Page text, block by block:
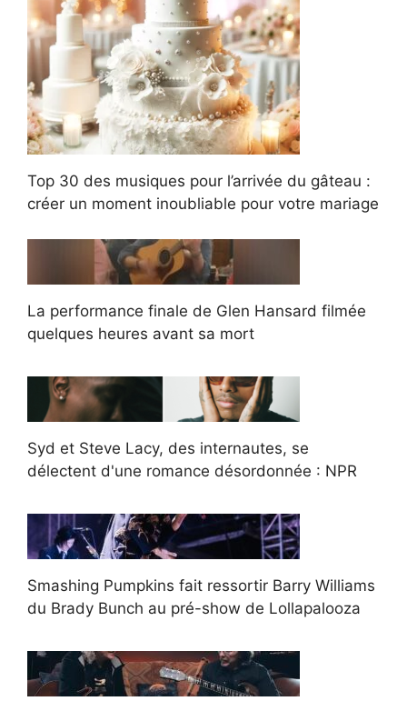
Top 30 des musiques pour l’arrivée du gâteau :
créer un moment inoubliable pour votre mariage
La performance finale de Glen Hansard filmée
quelques heures avant sa mort
Syd et Steve Lacy, des internautes, se
délectent d'une romance désordonnée : NPR
Smashing Pumpkins fait ressortir Barry Williams
du Brady Bunch au pré-show de Lollapalooza